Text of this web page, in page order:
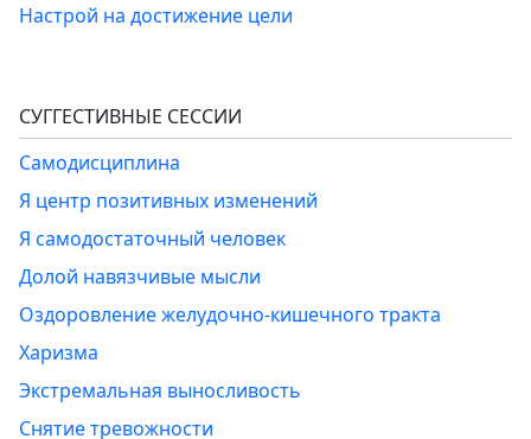
Настрой на достижение цели
СУГГЕСТИВНЫЕ СЕССИИ
Самодисциплина
Я центр позитивных изменений
Я самодостаточный человек
Долой навязчивые мысли
Оздоровление желудочно-кишечного тракта
Харизма
Экстремальная выносливость
Снятие тревожности